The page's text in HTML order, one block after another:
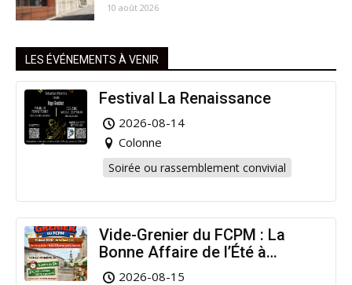
10 août 2026
LES ÉVÉNEMENTS À VENIR
Festival La Renaissance
2026-08-14
Colonne
Soirée ou rassemblement convivial
Vide-Grenier du FCPM : La
Bonne Affaire de l’Été à
Arinthod !
2026-08-15